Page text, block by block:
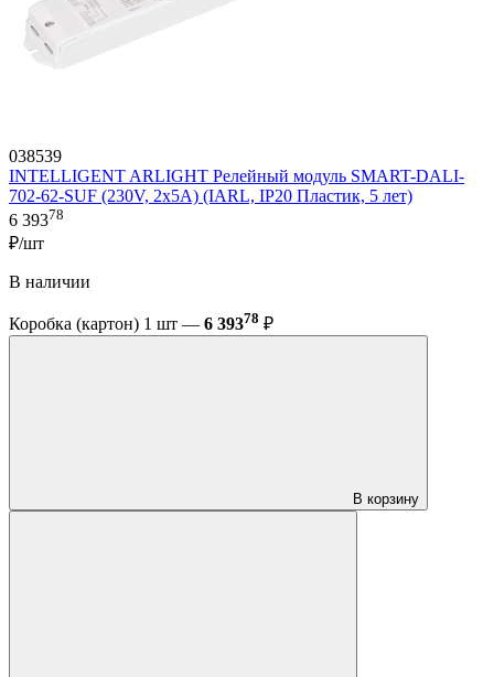
038539
INTELLIGENT ARLIGHT Релейный модуль SMART-DALI-
702-62-SUF (230V, 2x5A) (IARL, IP20 Пластик, 5 лет)
6 39378
₽/шт
В наличии
Коробка (картон) 1 шт — 6 39378 ₽
В корзину